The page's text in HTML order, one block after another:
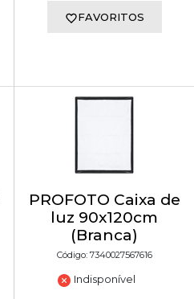
FAVORITOS
PROFOTO Caixa de
luz 90x120cm
(Branca)
Código: 7340027567616
Indisponível